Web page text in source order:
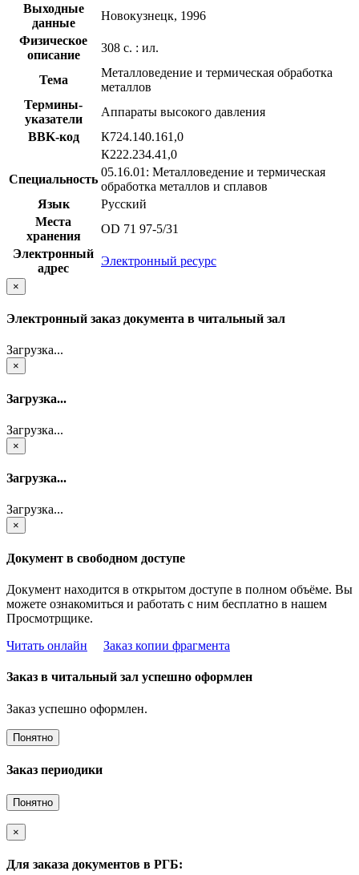
Выходные
данные
Новокузнецк, 1996
Физическое
описание
308 с. : ил.
Тема
Металловедение и термическая обработка
металлов
Термины-
указатели
Аппараты высокого давления
BBK-код
К724.140.161,0
К222.234.41,0
Специальность
05.16.01: Металловедение и термическая
обработка металлов и сплавов
Язык
Русский
Места
хранения
OD 71 97-5/31
Электронный
адрес
Электронный ресурс
×
Электронный заказ документа в читальный зал
Загрузка...
×
Загрузка...
Загрузка...
×
Загрузка...
Загрузка...
×
Документ в свободном доступе
Документ находится в открытом доступе в полном объёме. Вы
можете ознакомиться и работать с ним бесплатно в нашем
Просмотрщике.
Читать онлайн
Заказ копии фрагмента
Заказ в читальный зал успешно оформлен
Заказ успешно оформлен.
Понятно
Заказ периодики
Понятно
×
Для заказа документов в РГБ: